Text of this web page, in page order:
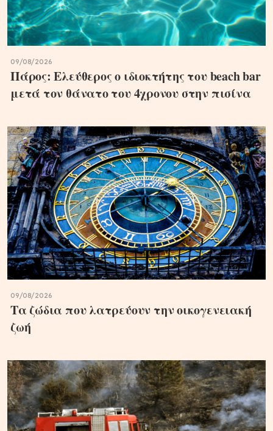
09/08/2026
Πάρος: Ελεύθερος ο ιδιοκτήτης του beach bar
μετά τον θάνατο του 4χρονου στην πισίνα
09/08/2026
Τα ζώδια που λατρεύουν την οικογενειακή
ζωή